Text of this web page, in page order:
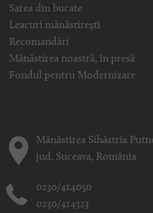
Sarea din bucate
Leacuri mănăstirești
Recomandări
Mănăstirea noastră, în presă
Fondul pentru Modernizare
Mănăstirea Sihăstria
jud. Suceava, România
0230/414050
0230/414323